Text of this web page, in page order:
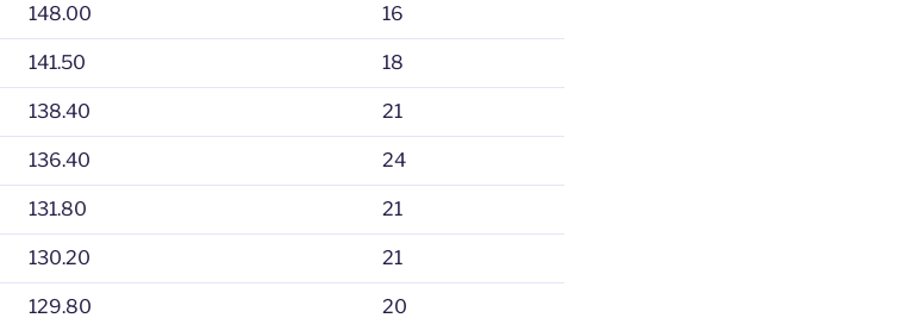
148.00 16
141.50 18
138.40 21
136.40 24
131.80 21
130.20 21
129.80 20